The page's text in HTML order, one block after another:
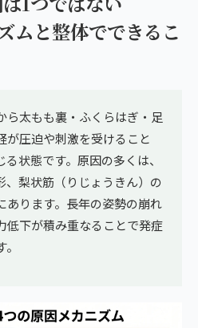
と整体でできるこ
ら太もも裏・ふくらはぎ・足
が圧迫や刺激を受けること
状態です。原因の多くは、
、梨状筋（りじょうきん）の
あります。長年の姿勢の崩れ
低下が積み重なることで発症